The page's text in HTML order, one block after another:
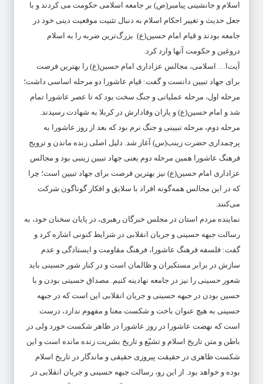
اسلام و جانشینی پیامبر(ص) بر جامعه اسلامی حکومت می کردند و با
جعل حدیث و تغییر احکام اسلام به دنبال تثبیت موقعیت دینی خود در
جامعه بودند و قیام امام حسین(ع) بزرگ‌ترین ضربه را به اسلام
دروغین و حکومت آنها وارد کرد.
آیت‌ا… اسلامی، مجالس عزاداری امام حسین(ع) را بهترین فرصت
برای جهاد تبیین دانست و گفت: قیام عاشورا دو مرحله اساسی داشت؛
مرحله اول، مرحله عملیاتی و جنگ سخت بود که تا عصر عاشورا تمام
شد و امام حسین(ع) و یاران وفادارش در کربلا به شهادت رسیدند.
مرحله دوم، مرحله تبیینی و جنگ نرم بود که بعد از روز عاشورا به
پرچمداری حضرت زینب(س) آغاز شد. دلیل اصلی زنده ماندن و ترویج
فرهنگ عاشورا همین مرحله دوم یعنی جهاد تبیین زینبی بود و مجالس
عزاداری امام حسین(ع) نیز بهترین فرصت برای جهاد تبیین است؛ چرا
که در این مجالس همه‌گونه افراد با سلایق و افکار گوناگون شرکت
می‌کنند.
نماینده مردم استان در مجلس خبرگان رهبری، در پایان سخنان خود، به
رسالت جبهه حسینی و جریان انقلابی در شرایط کنونی اشاره کرد و
گفت: فلسفه فرهنگ عاشورا، فرهنگ مقاومت و ایستادگی و عدم
سازش در برابر مستکبران و ظالمان است و در کنار شور حسینی باید
شعور حسینی را نیز در جامعه نهادینه کنیم. مصداق حسینی بودن و با
حسین بودن در جبهه حسینی و جریان انقلابی این است که در جبهه
حسینی به هیچ عنوان باخت و شکست معنا و مفهوم ندارد، درست
است که نهضت عاشورا در روز عاشورا در ظاهر شکست خورد ولی در
باطن و متن تاریخ اسلام و تشیّع و تاریخ بشریت زنده مانده است و این
شکست ظاهری در حقیقت پیروزی حقیقی و ماندگار در تاریخ اسلام
بوده و خواهد بود. از این رو، رسالت جبهه حسینی و جریان انقلابی در